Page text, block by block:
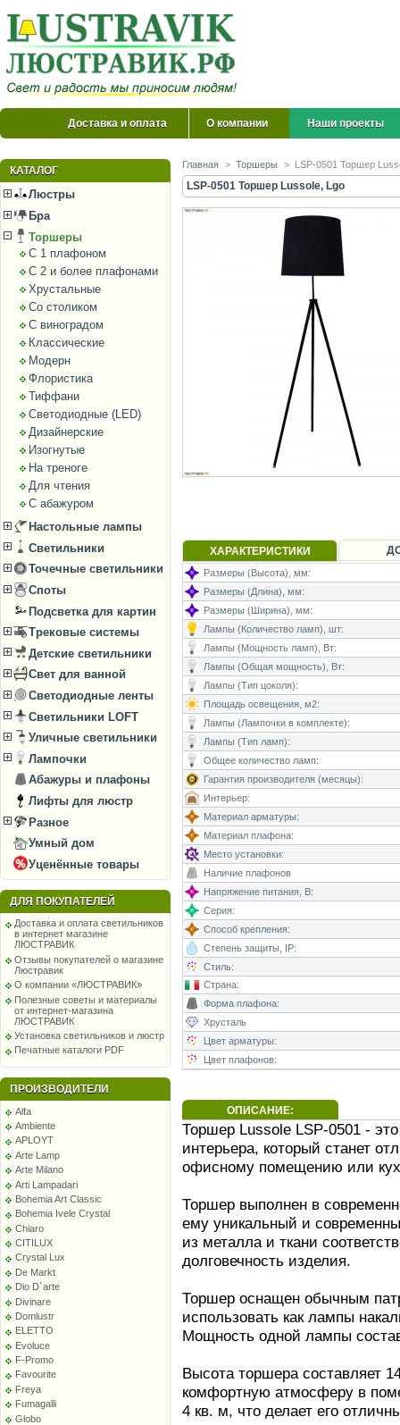
Доставка и оплата О компании Наши проекты
КАТАЛОГ
Люстры
Бра
Торшеры
С 1 плафоном
С 2 и более плафонами
Хрустальные
Со столиком
С виноградом
Классические
Модерн
Флористика
Тиффани
Светодиодные (LED)
Дизайнерские
Изогнутые
На треноге
Для чтения
С абажуром
Настольные лампы
Светильники
Точечные светильники
Споты
Подсветка для картин
Трековые системы
Детские светильники
Свет для ванной
Светодиодные ленты
Светильники LOFT
Уличные светильники
Лампочки
Абажуры и плафоны
Лифты для люстр
Разное
Умный дом
Уценённые товары
ДЛЯ ПОКУПАТЕЛЕЙ
Доставка и оплата светильников
в интернет магазине
ЛЮСТРАВИК
Отзывы покупателей о магазине
Люстравик
О компании «ЛЮСТРАВИК»
Полезные советы и материалы
от интернет-магазина
ЛЮСТРАВИК
Установка светильников и люстр
Печатные каталоги PDF
ПРОИЗВОДИТЕЛИ
Alfa
Ambiente
APLOYT
Arte Lamp
Arte Milano
Arti Lampadari
Bohemia Art Classic
Bohemia Ivele Crystal
Chiaro
CITILUX
Crystal Lux
De Markt
Dio D`arte
Divinare
Domlustr
ELETTO
Evoluce
F-Promo
Favourite
Freya
Fumagalli
Globo
Главная > Торшеры > LSP-0501 Торшер
LSP-0501 Торшер Lussole, Lgo
ХАРАКТЕРИСТИКИ
Размеры (Высота), мм:
Размеры (Длина), мм:
Размеры (Ширина), мм:
Лампы (Количество ламп), шт:
Лампы (Мощность ламп), Вт:
Лампы (Общая мощность), Вт:
Лампы (Тип цоколя):
Площадь освещения, м2:
Лампы (Лампочки в комплекте):
Лампы (Тип ламп):
Общее количество ламп:
Гарантия производителя (месяцы):
Интерьер:
Материал арматуры:
Материал плафона:
Место установки:
Наличие плафонов
Напряжение питания, В:
Серия:
Способ крепления:
Степень защиты, IP:
Стиль:
Страна:
Форма плафона:
Хрусталь
Цвет арматуры:
Цвет плафонов:
ОПИСАНИЕ:
Торшер Lussole LSP-0501 -
интерьера, который станет
офисному помещению или
Торшер выполнен в
ему уникальный и
из металла и ткани
долговечность изделия.
Торшер оснащен обычным
использовать как лампы
Мощность одной лампы
Высота торшера составляет
комфортную атмосферу в
4 кв. м, что делает его